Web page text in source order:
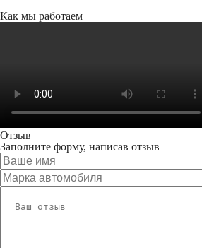
Как мы работаем
Отзыв
Заполните форму, написав отзыв